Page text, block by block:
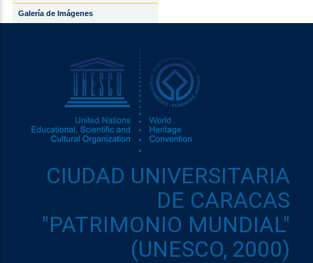
Galería de Imágenes
CIUDAD UNIVERSITARIA
DE CARACAS
"PATRIMONIO MUNDIAL"
(UNESCO, 2000)